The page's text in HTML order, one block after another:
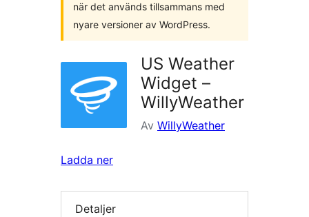
när det används tillsammans med
nyare versioner av WordPress.
US Weather
Widget –
WillyWeather
Av WillyWeather
Ladda ner
Detaljer